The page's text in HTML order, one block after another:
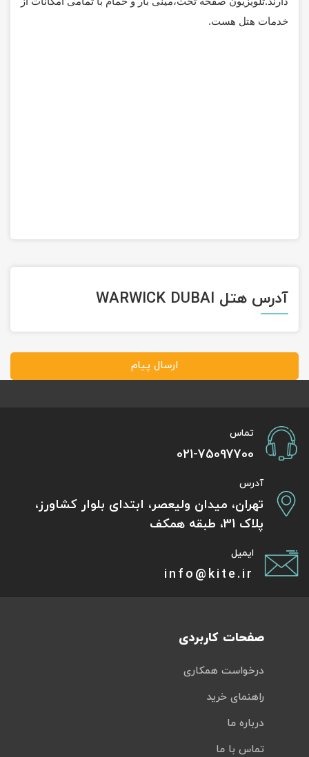
خدمات هتل هست.
آدرس هتل WARWICK DUBAI
ارسال پیام
تماس
021-75097700
آدرس
تهران، میدان ولیعصر، ابتدای بلوار کشاورز،
پلاک 31، طبقه همکف
ایمیل
info@kite.ir
صفحات کاربردی
درخواست همکاری
راهنمای خرید
درباره ما
تماس با ما